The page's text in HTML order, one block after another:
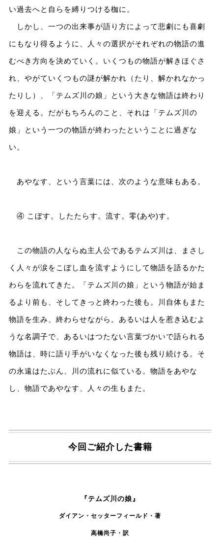
い過去へと自らを縛りつける枷に。
しかし、一つの出来事が語り方によって悲劇にも喜劇
にもなり得るように、人々の選択がそれぞれの物語の進
むべき方向を決めていく。いくつもの物語が解きほぐさ
れ、やがていくつもの謎が解かれ（たり、解かれなかっ
たりし）、「テムズ川の娘」という大きな物語は終わり
を迎える。だがもちろんのこと、それは「テムズ川の
娘」という一つの物語が終わったということに過ぎな
い。
あやなす、という言葉には、次のような意味もある。
④ こぼす。したたらす。流す。零(あや)す。
この物語の人ならぬ主人公であるテムズ川は、まさし
く人々が涙をこぼし血を流すようにして物語を語るかた
わらを流れてきた。「テムズ川の娘」という物語が始ま
るより前も、そしてきっと終わった後も。川自体もまた
物語を生み、終わらせながら。あるいは人を惹き込むよ
うな名調子で、あるいはつたない言葉づかいで語られる
物語は、時に語り手がいなくなった後も残り続ける。そ
の永遠はたぶん、川の流れに似ている。物語をあやな
し、物語であやなす、人々の生もまた。
今回ご紹介した書籍
『テムズ川の娘 』
ダイアン・セッターフィールド ・著
高橋尚子 ・訳